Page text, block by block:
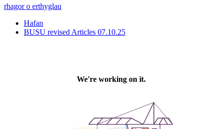
rhagor o erthyglau
Hafan
BUSU revised Articles 07.10.25